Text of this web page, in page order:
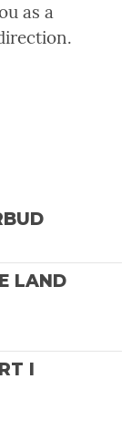
as a
LAND
I